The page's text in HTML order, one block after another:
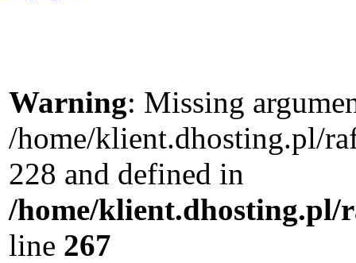
Warning: Missing
/home/klient.dhosting.pl/
228 and defined in
/home/klient.dhosting.pl/
line 267